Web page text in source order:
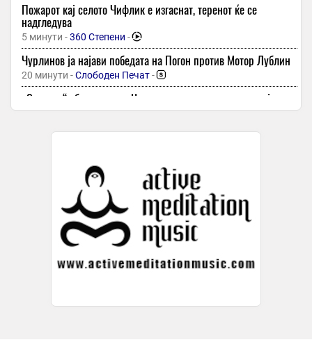
Пожарот кај селото Чифлик е изгаснат, теренот ќе се
надгледува
5 минути -360 Степени -
Чурлинов ја најави победата на Погон против Мотор Лублин
20 минути -Слободен Печат-
„Студено“ збогување на Њукасл со нивниот капитен кој
замина во Арсенал
постојани и совршено одолеваат на горештините
Слободен Печат-
Еди Нурединоски ќе биде дел од стручниот штаб на
јорданскиот Ал Рамта
20 минути -Екипа
Ако облеката мириса непријатно веднаш по перењето,
исчистете го овој дел од машината
Црвена тревога за туристите во Грција: Популарни